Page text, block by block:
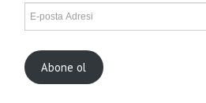
Abone ol